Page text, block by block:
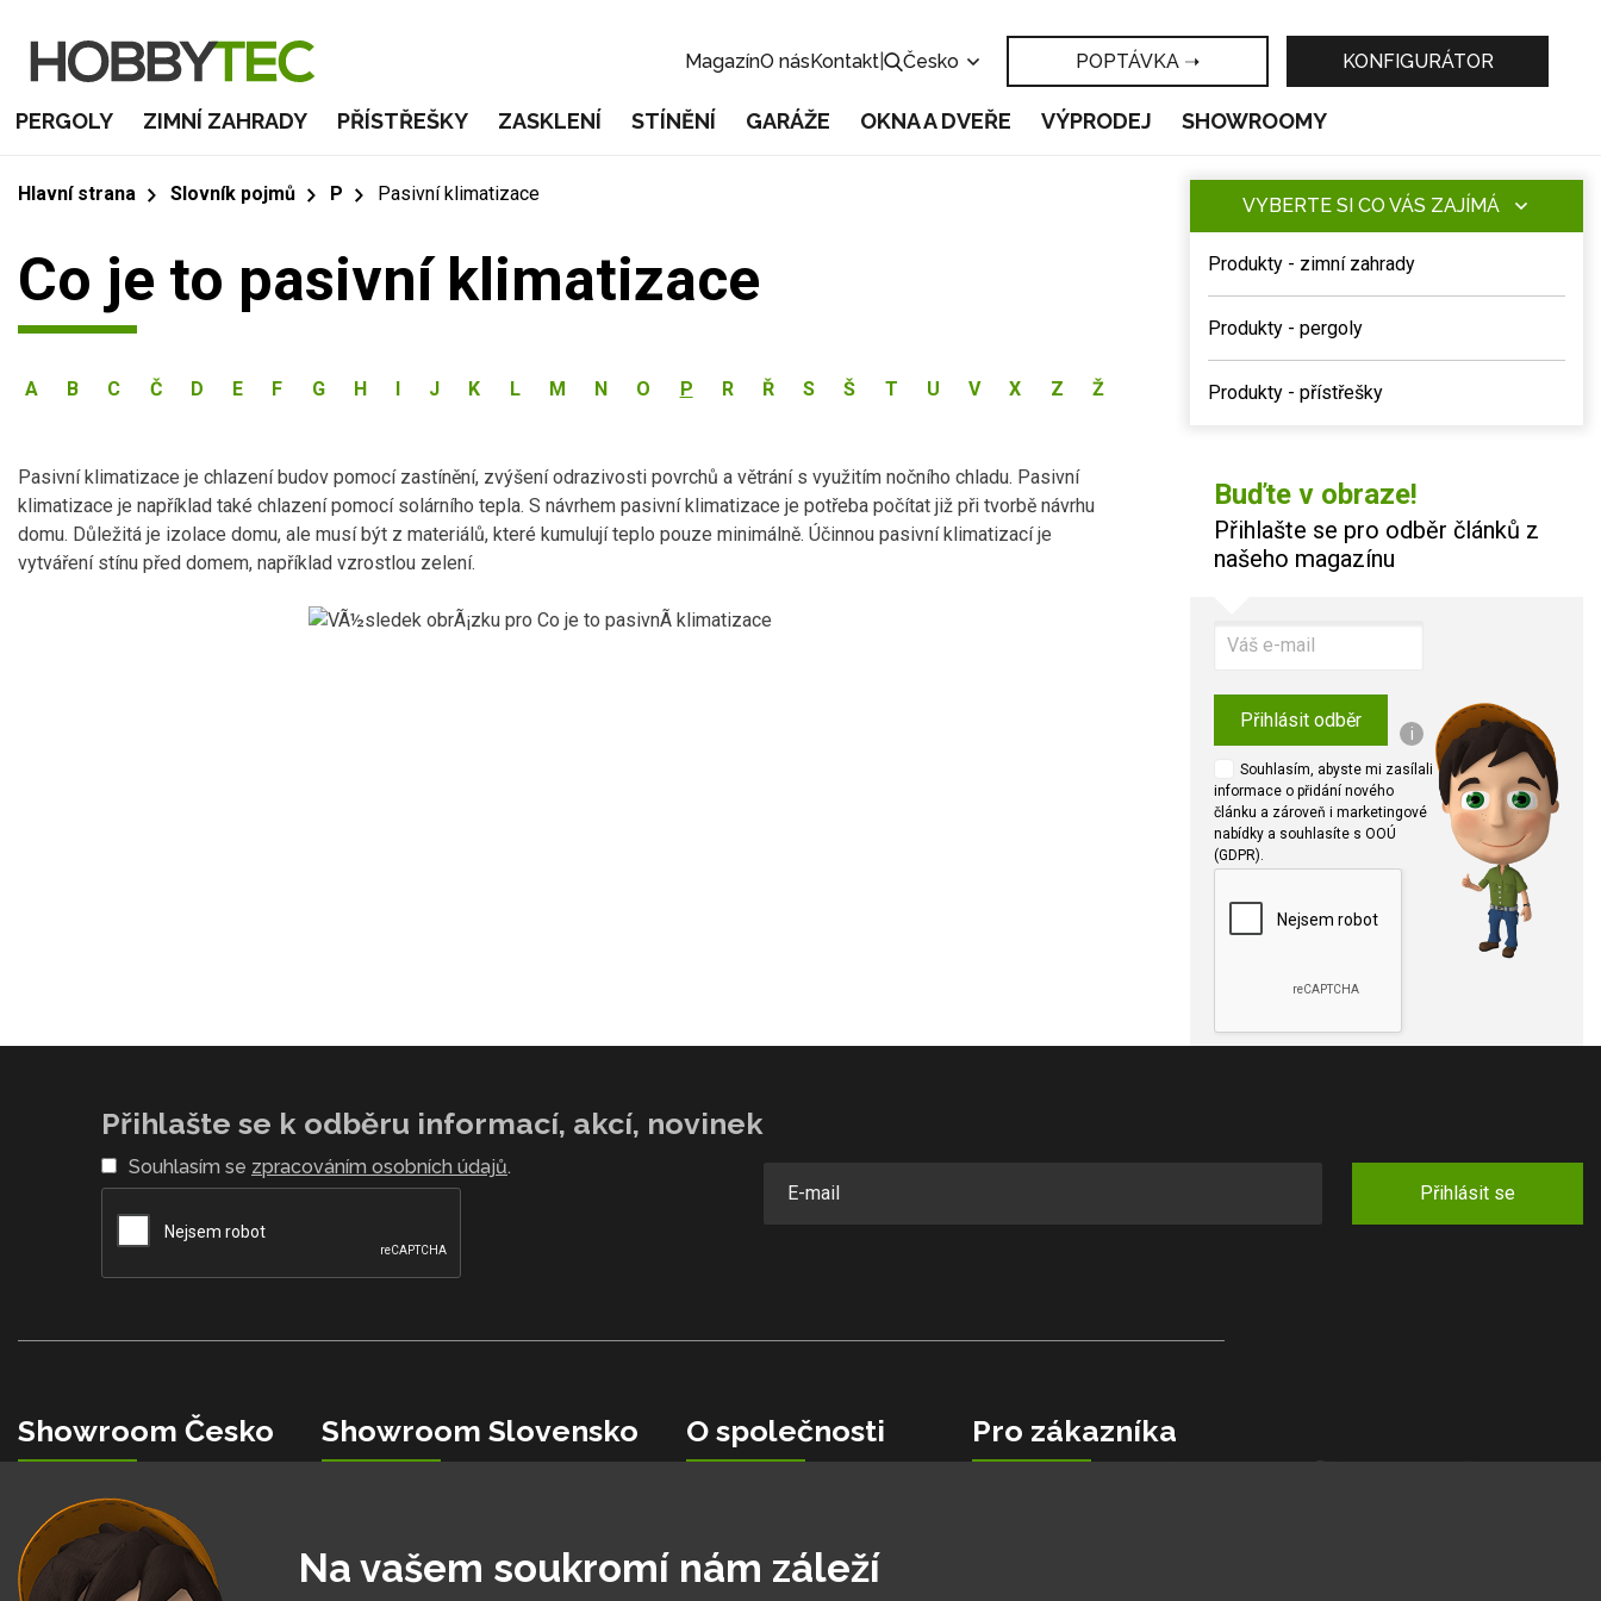
MagazínO násKontakt Česko POPTÁVKA ➝ KONFIGURÁTOR
PERGOLY ZIMNÍ ZAHRADY PŘÍSTŘEŠKY ZASKLENÍ STÍNĚNÍ GARÁŽE OKNA A DVEŘE VÝPRODEJ SHOWROOMY
VYBERTE SI CO VÁS ZAJÍMÁ
Produkty - zimní zahrady
Produkty - pergoly
Produkty - přístřešky
Buďte v obraze!
Přihlašte se pro odběr článků z
našeho magazínu
Přihlásit odběr
i
Souhlasím, abyste mi zasílali
informace o přidání nového
článku a zároveň i marketingové
nabídky a souhlasíte s OOÚ
(GDPR).
Hlavní strana Slovník pojmů P Pasivní klimatizace
Co je to pasivní klimatizace
A B C Č D E F G H I J K L M N O P R Ř S Š T U V X Z Ž
Pasivní klimatizace je chlazení budov pomocí zastínění, zvýšení odrazivosti povrchů a větrání s využitím nočního chladu. Pasivní
klimatizace je například také chlazení pomocí solárního tepla. S návrhem pasivní klimatizace je potřeba počítat již při tvorbě návrhu
domu. Důležitá je izolace domu, ale musí být z materiálů, které kumulují teplo pouze minimálně. Účinnou pasivní klimatizací je
vytváření stínu před domem, například vzrostlou zelení.
Přihlašte se k odběru informací, akcí, novinek
Souhlasím se zpracováním osobních údajů.
Přihlásit se
Showroom Česko
+420 734 853 482
info@hobbytec.cz
U Mototechny, 251 62
Tehovec - Říčany u Prahy
Showroom Slovensko
Bardejovská 2046/28, 080 06
Ľubotice - Prešov
O společnosti
Ochranná známka
Cíle pro rok 2026
Pro zákazníka
Na vašem soukromí nám záleží